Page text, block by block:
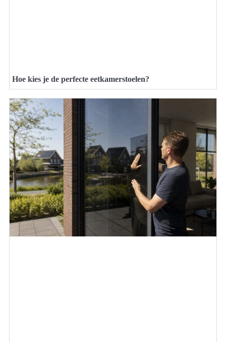
Hoe kies je de perfecte eetkamerstoelen?